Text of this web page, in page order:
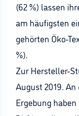
(62 %) lassen
am häufigsten
gehörten Öko-
%).
Zur Hersteller-
August 2019.
Ergebung